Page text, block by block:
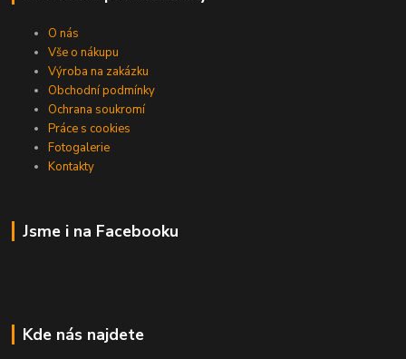
O nás
Vše o nákupu
Výroba na zakázku
Obchodní podmínky
Ochrana soukromí
Práce s cookies
Fotogalerie
Kontakty
Jsme i na Facebooku
Kde nás najdete